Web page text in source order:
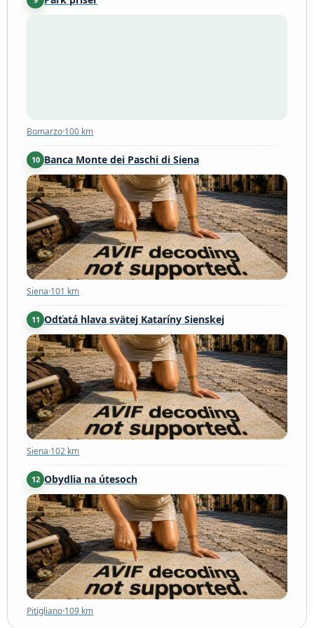
Bomarzo·100 km
10 Banca Monte dei Paschi di Siena
Siena·101 km
Siena·101 km
11 Odťatá hlava svätej Kataríny Sienskej
Siena·102 km
Siena·102 km
12 Obydlia na útesoch
Pitigliano·109 km
Pitigliano·109 km